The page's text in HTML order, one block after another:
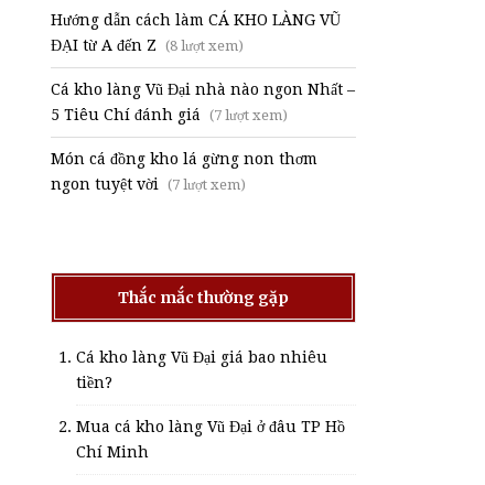
Hướng dẫn cách làm CÁ KHO LÀNG VŨ
ĐẠI từ A đến Z (8 lượt xem)
Cá kho làng Vũ Đại nhà nào ngon Nhất –
5 Tiêu Chí đánh giá (7 lượt xem)
Món cá đồng kho lá gừng non thơm
ngon tuyệt vời (7 lượt xem)
Thắc mắc thường gặp
Cá kho làng Vũ Đại giá bao nhiêu
tiền?
Mua cá kho làng Vũ Đại ở đâu TP Hồ
Chí Minh